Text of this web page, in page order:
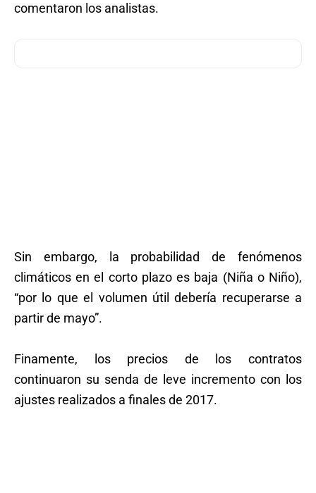
comentaron los analistas.
Sin embargo, la probabilidad de fenómenos
climáticos en el corto plazo es baja (Niña o Niño),
“por lo que el volumen útil debería recuperarse a
partir de mayo”.
Finamente, los precios de los contratos
continuaron su senda de leve incremento con los
ajustes realizados a finales de 2017.